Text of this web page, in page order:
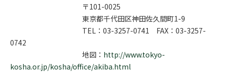
〒101-0025
東京都千代田区神田佐久間町1-9
TEL：03-3257-0741 FAX：03-3257-
0742
地図： http://www.tokyo-
kosha.or.jp/kosha/office/akiba.html